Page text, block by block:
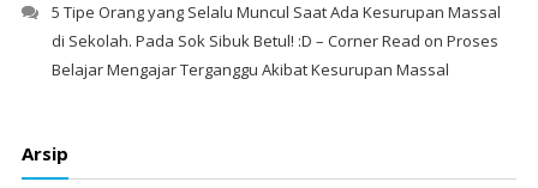
5 Tipe Orang yang Selalu Muncul Saat Ada Kesurupan Massal
di Sekolah. Pada Sok Sibuk Betul! :D – Corner Read on Proses
Belajar Mengajar Terganggu Akibat Kesurupan Massal
Arsip